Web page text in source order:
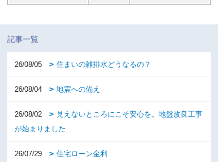
記事一覧
26/08/05 住まいの雑排水どうなるの？
26/08/04 地震への備え
26/08/02
見えないところにこそ安心を。地盤改良工事
が始まりました
26/07/29 住宅ローン金利